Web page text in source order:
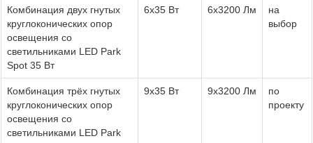
Комбинация двух гнутых
круглоконических опор
освещения со
светильниками LED Park
Spot 35 Вт
6x35 Вт 6x3200 Лм
на
выбор
Комбинация трёх гнутых
круглоконических опор
освещения со
светильниками LED Park
9x35 Вт 9x3200 Лм
по
проекту